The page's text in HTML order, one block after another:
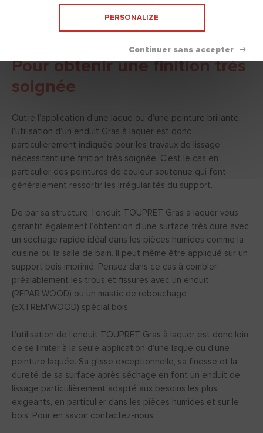
préparer les fonds avec un enduit de finition
Pour obtenir une finition très
soignée
Outre l’application d’une laque ou d’une peinture brillante,
l’utilisation d’un enduit Gras à laquer est donc
particulièrement indiquée pour les travaux de lissage
nécessitant une finition très soignée. C’est le cas en
particulier des peintures de couleur soutenue qui font
généralement ressortir les irrégularités du support.
De par sa structure, l’enduit TOUPRET Gras à laquer vous
garantit également l’obtention d’une surface très dure avec
un séchage rapide idéal dans les pièces humides comme la
cuisine ou la salle de bain. Il peut même être appliqué sur un
support bois imprimé. Pensez dans ce cas à combler
préalablement les trous et fissures avec un enduit
(REPAR’WOOD) ou un mastic de rebouchage
(EXTREM’WOOD) spécial bois.
L’utilisation de l’enduit TOUPRET Gras à laquer est donc loin
de se limiter à la seule application d’une laque ou d’une
peinture laquée. Sa glisse exceptionnelle, sa finesse et la
dureté de sa surface après séchage en font un enduit de
lissage particulièrement adapté aux besoins les plus
exigeants, en particulier dans les pièces humides et sur le
bois. Pour en savoir contactez-nous.
PERSONALIZE